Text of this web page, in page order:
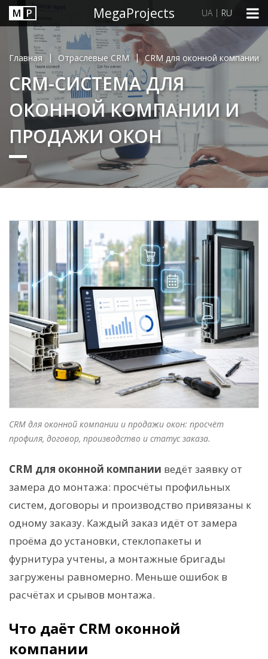
М P MegaProjects UA | RU
CRM-СИСТЕМА ДЛЯ
ОКОННОЙ КОМПАНИИ И
ПРОДАЖИ ОКОН
Главная | Отраслевые CRM | CRM для оконной компании
CRM для оконной компании и продажи окон: просчёт
профиля, договор, производство и статус заказа.
CRM для оконной компании ведёт заявку от
замера до монтажа: просчёты профильных
систем, договоры и производство привязаны к
одному заказу. Каждый заказ идёт от замера
проёма до установки, стеклопакеты и
фурнитура учтены, а монтажные бригады
загружены равномерно. Меньше ошибок в
расчётах и срывов монтажа.
Что даёт CRM оконной
компании